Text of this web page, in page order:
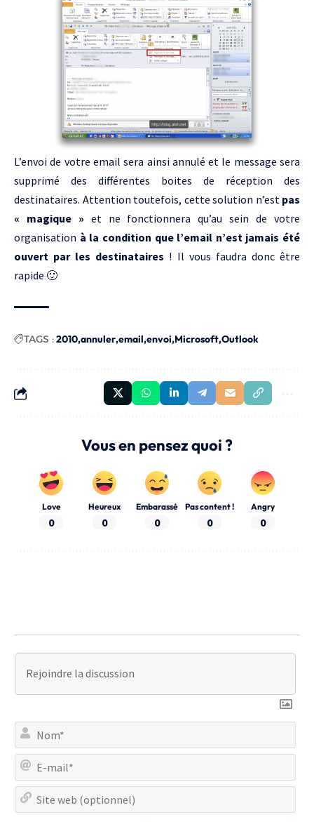
L’envoi de votre email sera ainsi annulé et le message sera
supprimé des différentes boites de réception des
destinataires. Attention toutefois, cette solution n’est pas
« magique » et ne fonctionnera qu’au sein de votre
organisation à la condition que l’email n’est jamais été
ouvert par les destinataires ! Il vous faudra donc être
rapide 🙂
TAGS :2010 annuler email envoi Microsoft Outlook
Vous en pensez quoi ?
Love
0
Heureux
0
Embarassé
0
Pas content !
0
Angry
0